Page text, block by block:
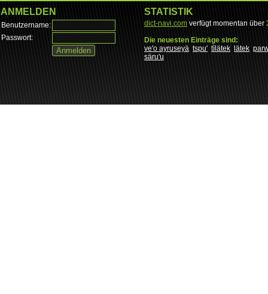
ANMELDEN
Benutzername:
Passwort:
STATISTIK
dict-navi.com verfügt momentan über
Die neuesten Einträge sind:
ve'o ayruseyä tspu' tìlätek lätek
säru'u